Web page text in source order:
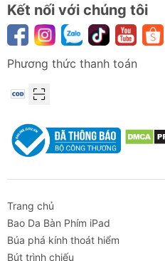
Kết nối với chúng tôi
Phương thức thanh toán
Trang chủ
Bao Da Bàn Phím iPad
Búa phá kính thoát hiểm
Bút trình chiếu